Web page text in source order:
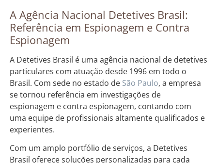
A Agência Nacional Detetives Brasil:
Referência em Espionagem e Contra
Espionagem
A Detetives Brasil é uma agência nacional de detetives
particulares com atuação desde 1996 em todo o
Brasil. Com sede no estado de São Paulo, a empresa
se tornou referência em investigações de
espionagem e contra espionagem, contando com
uma equipe de profissionais altamente qualificados e
experientes.
Com um amplo portfólio de serviços, a Detetives
Brasil oferece soluções personalizadas para cada